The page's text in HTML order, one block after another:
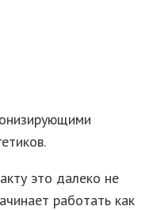
это далеко не
работать как